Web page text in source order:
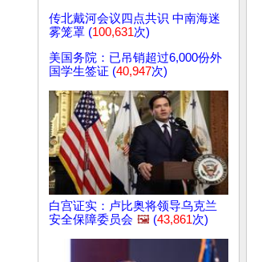
传北戴河会议四点共识 中南海迷
雾笼罩 (100,631次)
美国务院：已吊销超过6,000份外
国学生签证 (40,947次)
白宫证实：卢比奥将领导乌克兰
安全保障委员会 🖼️ (43,861次)